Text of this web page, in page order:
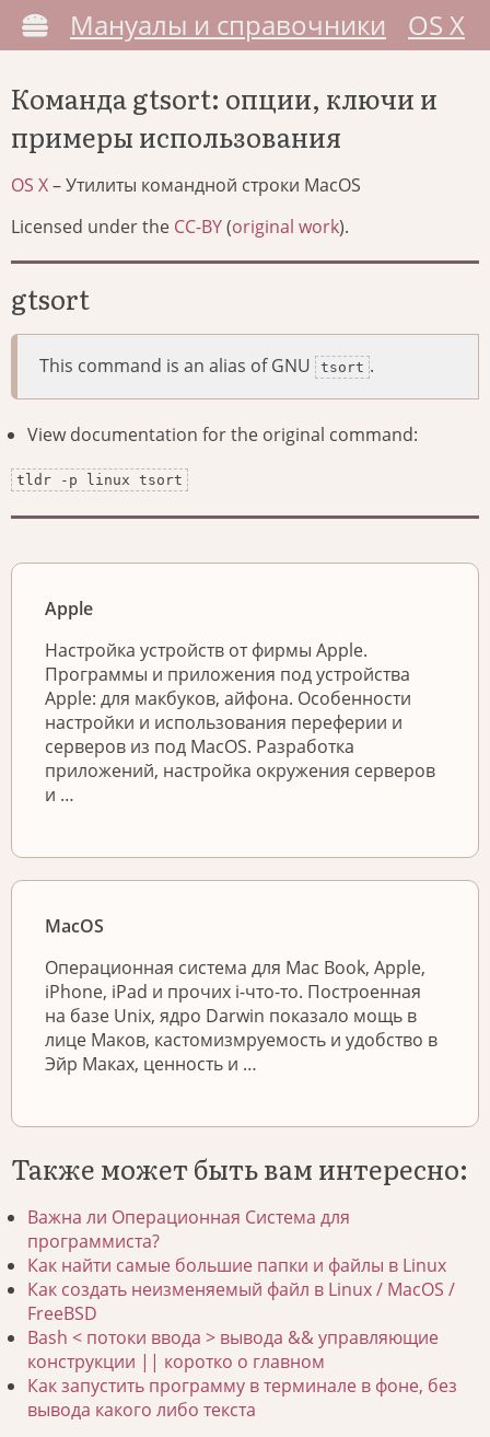
Мануалы и справочники OS X
Команда gtsort: опции, ключи и
примеры использования
OS X– Утилиты командной строки MacOS
Licensed under the CC-BY(original work).
gtsort
This command is an alias of GNU tsort .
View documentation for the original command:
tldr -p linux tsort
Apple
Настройка устройств от фирмы Apple.
Программы и приложения под устройства
Apple: для макбуков, айфона. Особенности
настройки и использования переферии и
серверов из под MacOS. Разработка
приложений, настройка окружения серверов
и …
MacOS
Операционная система для Mac Book, Apple,
iPhone, iPad и прочих i-что-то. Построенная
на базе Unix, ядро Darwin показало мощь в
лице Маков, кастомизмруемость и удобство в
Эйр Маках, ценность и …
Также может быть вам интересно:
Важна ли Операционная Система для
программиста?
Как найти самые большие папки и файлы в Linux
Как создать неизменяемый файл в Linux / MacOS /
FreeBSD
Bash < потоки ввода > вывода && управляющие
конструкции || коротко о главном
Как запустить программу в терминале в фоне, без
вывода какого либо текста